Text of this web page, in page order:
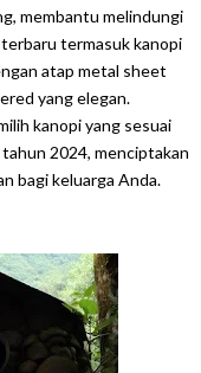
membantu melindungi
termasuk kanopi
atap metal sheet
yang elegan.
kanopi yang sesuai
2024, menciptakan
bagi keluarga Anda.